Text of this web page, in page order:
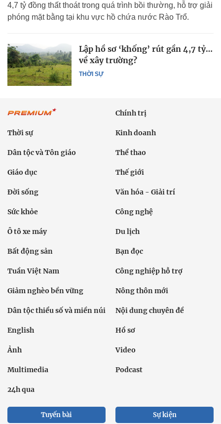
4,7 tỷ đồng thất thoát trong quá trình bồi thường, hỗ trợ giải
phóng mặt bằng tại khu vực hồ chứa nước Rào Trổ.
THỜI SỰ
Lập hồ sơ ‘khống’ rút gần 4,7 tỷ…
về xây trường?
Chính trị
Thời sự Kinh doanh
Dân tộc và Tôn giáo Thể thao
Giáo dục Thế giới
Đời sống Văn hóa - Giải trí
Sức khỏe Công nghệ
Ô tô xe máy Du lịch
Bất động sản Bạn đọc
Tuần Việt Nam Công nghiệp hỗ trợ
Giảm nghèo bền vững Nông thôn mới
Dân tộc thiểu số và miền núi Nội dung chuyên đề
English Hồ sơ
Ảnh Video
Multimedia Podcast
24h qua
Tuyến bài Sự kiện